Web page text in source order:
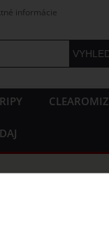
informácie